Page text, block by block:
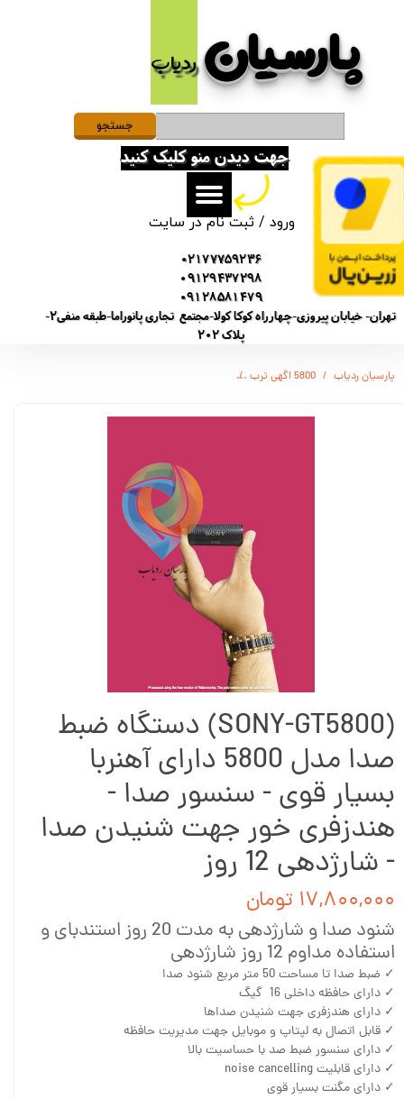
پارسیان​​​​​​​ردیاب
ورود /ثبت نام در سایت
حساب کاربری من
تغییر گذر واژه
سفارشات
خروج از حساب کاربری
02177759236
09129437298
09128581479
تهران- خیابان پیروزی-چهارراه کوکا کولا-مجتمع تجاری پانوراما-طبقه منفی2-
پلاک 202
جهت دیدن منو کلیک کنید
جستجو
پارسیان ردیاب 5800 اگهی ترب
(SONY-GT5800) دستگاه ضبط
صدا مدل 5800 دارای آهنربا
بسیار قوی - سنسور صدا -
هندزفری خور جهت شنیدن صدا
- شارژدهی 12 روز
۱۷,۸۰۰,۰۰۰ تومان
شنود صدا و شارژدهی به مدت 20 روز استندبای و
استفاده مداوم 12 روز شارژدهی
✓ ضبط صدا تا مساحت 50 متر مربع شنود صدا
✓ دارای حافظه داخلی 16 گیگ
✓ دارای هندزفری جهت شنیدن صداها
✓ قابل اتصال به لپتاپ و موبایل جهت مدیریت حافظه
✓ دارای سنسور ضبط صد با حساسیت بالا
✓ دارای قابلیت noise cancelling
✓ دارای مگنت بسیار قوی